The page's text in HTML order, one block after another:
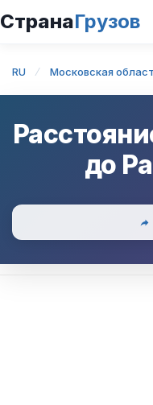
СтранаГрузов
RU Московская
до